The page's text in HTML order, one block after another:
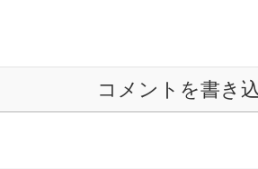
コメントを書き